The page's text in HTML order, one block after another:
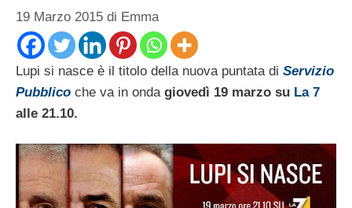
19 Marzo 2015 di Emma
Lupi si nasce è il titolo della nuova puntata di Servizio
Pubblico che va in onda giovedì 19 marzo su La 7
alle 21.10.